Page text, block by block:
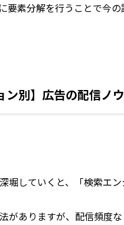
要素分解を行うことで今
ン別】広告の配信ノ
堀していくと、「検索エ
がありますが、配信頻度